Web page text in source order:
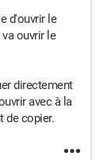
d'ouvrir le
ouvrir le
directement
avec à la
de copier.